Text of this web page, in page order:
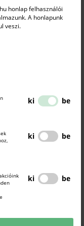
honlap felhasználói
A honlapunk
veszi.
ki be
ki be
ki be
meg az ajtót?
– kooperatív
vezető -
ajánlott turisztikai
tudatosabban